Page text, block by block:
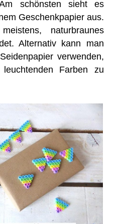
schönsten sieht es
Geschenkpapier aus.
naturbraunes
Alternativ kann man
verwenden,
Farben zu